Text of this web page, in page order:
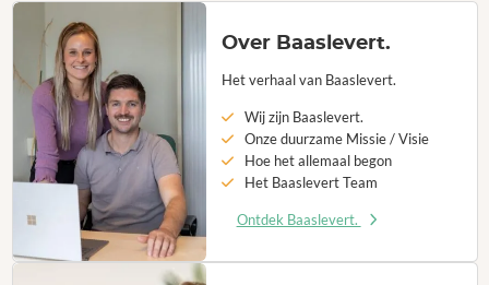
Over Baaslevert.
Het verhaal van Baaslevert.
Wij zijn Baaslevert.
Onze duurzame Missie / Visie
Hoe het allemaal begon
Het Baaslevert Team
Ontdek Baaslevert.